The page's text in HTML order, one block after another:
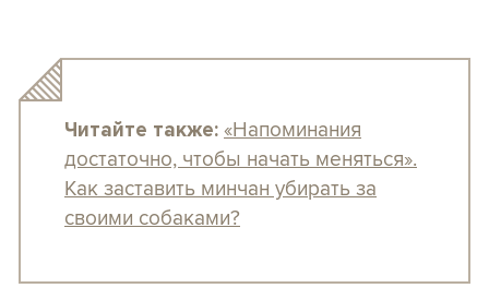
Читайте также: «Напоминания
достаточно, чтобы начать меняться».
Как заставить минчан убирать за
своими собаками?